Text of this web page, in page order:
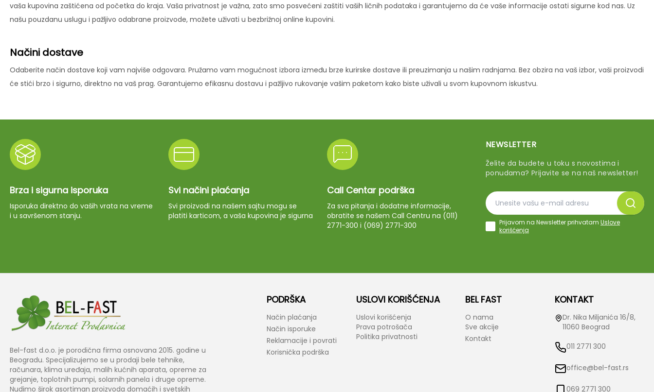
vaša kupovina zaštićena od početka do kraja. Vaša privatnost je važna, zato smo posvećeni zaštiti vaših ličnih podataka i garantujemo da će vaše informacije ostati sigurne kod nas. Uz
našu pouzdanu uslugu i pažljivo odabrane proizvode, možete uživati u bezbrižnoj online kupovini.
Načini dostave
Odaberite način dostave koji vam najviše odgovara. Pružamo vam mogućnost izbora između brze kurirske dostave ili preuzimanja u našim radnjama. Bez obzira na vaš izbor, vaši proizvodi
će stići brzo i sigurno, direktno na vaš prag. Garantujemo efikasnu dostavu i pažljivo rukovanje vašim paketom kako biste uživali u svom kupovnom iskustvu.
Brza i sigurna isporuka
Isporuka direktno do vaših vrata na vreme
i u savršenom stanju.
Svi načini plaćanja
Svi proizvodi na našem sajtu mogu se
platiti karticom, a vaša kupovina je sigurna
Call Centar podrška
Za sva pitanja i dodatne informacije,
obratite se našem Call Centru na (011)
2771-300 i (069) 2771-300
NEWSLETTER
Želite da budete u toku s novostima i
ponudama? Prijavite se na naš newsletter!
Prijavom na Newsletter prihvatam Uslove
korišćenja
Bel-fast d.o.o. je porodična firma osnovana 2015. godine u
Beogradu. Specijalizujemo se u prodaji bele tehnike,
računara, klima uređaja, malih kućnih aparata, opreme za
grejanje, toplotnih pumpi, solarnih panela i druge opreme.
Nudimo širok asortiman proizvoda domaćih i svetskih
PODRŠKA
Način plaćanja
Način isporuke
Reklamacije i povrati
Korisnička podrška
USLOVI KORIŠĆENJA
Uslovi korišćenja
Prava potrošača
Politika privatnosti
BEL FAST
O nama
Sve akcije
Kontakt
KONTAKT
Dr. Nika Miljanića 16/8,
11060 Beograd
011 2771 300
office@bel-fast.rs
069 2771 300